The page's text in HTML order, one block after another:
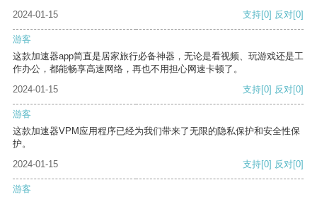
2024-01-15 支持[0] 反对[0]
游客
这款加速器app简直是居家旅行必备神器，无论是看视频、玩游戏还是工
作办公，都能畅享高速网络，再也不用担心网速卡顿了。
2024-01-15
支持[0] 反对[0]
游客
这款加速器VPM应用程序已经为我们带来了无限的隐私保护和安全性保
护。
2024-01-15
支持[0] 反对[0]
游客